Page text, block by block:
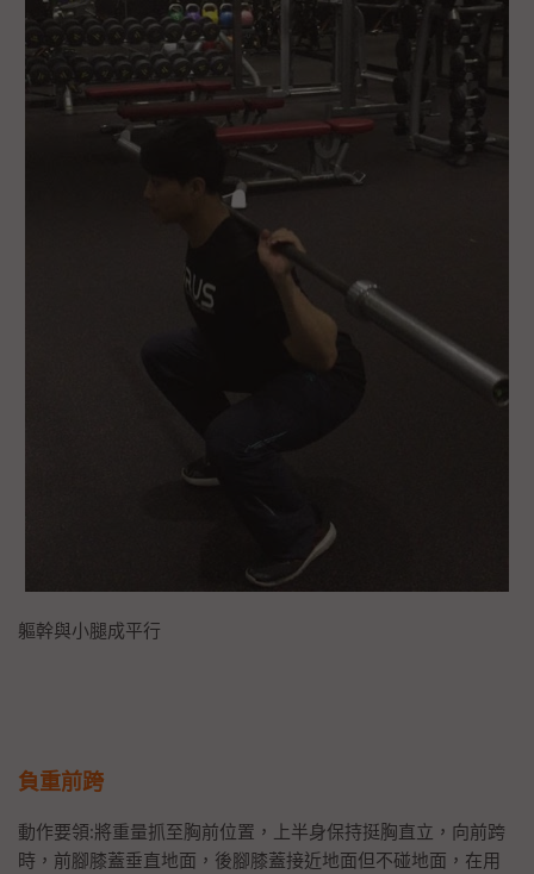
軀幹與小腿成平行
負重前跨
動作要領:將重量抓至胸前位置，上半身保持挺胸直立，向前跨
時，前腳膝蓋垂直地面，後腳膝蓋接近地面但不碰地面，在用